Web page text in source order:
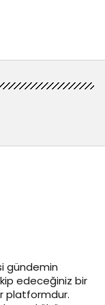
gündemin
edeceğiniz bir
platformdur.